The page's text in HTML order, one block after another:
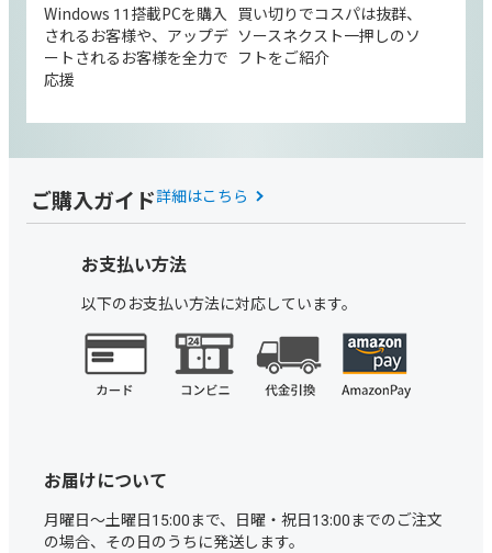
Windows 11搭載PCを購入
されるお客様や、アップデ
ートされるお客様を全力で
応援
買い切りでコスパは抜群、
ソースネクスト一押しのソ
フトをご紹介
ご購入ガイド詳細はこちら
お支払い方法
以下のお支払い方法に対応しています。
お届けについて
月曜日～土曜日15:00まで、日曜・祝日13:00までのご注文
の場合、その日のうちに発送します。